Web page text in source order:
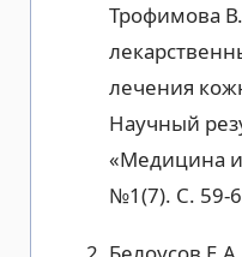
Трофимова
лечения
Научный
«Медицина
№1(7). С. 59-